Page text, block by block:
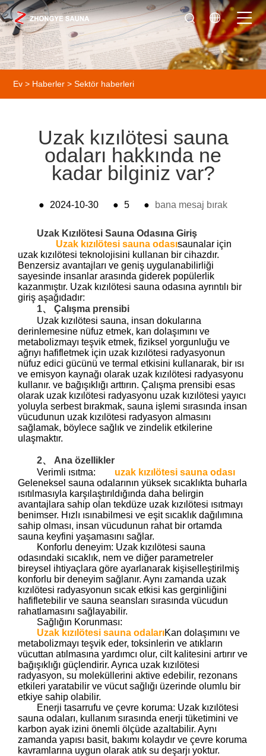
Ev > Haberler >Sektör haberleri
Uzak kızılötesi sauna
odaları hakkında ne
kadar bilginiz var?
● 2024-10-30 ● 5 ● bana mesaj bırak
Uzak Kızılötesi Sauna Odasına Giriş
Uzak kızılötesi sauna odasısaunalar için
uzak kızılötesi teknolojisini kullanan bir cihazdır.
Benzersiz avantajları ve geniş uygulanabilirliği
sayesinde insanlar arasında giderek popülerlik
kazanmıştır. Uzak kızılötesi sauna odasına ayrıntılı bir
giriş aşağıdadır:
1、 Çalışma prensibi
Uzak kızılötesi sauna, insan dokularına
derinlemesine nüfuz etmek, kan dolaşımını ve
metabolizmayı teşvik etmek, fiziksel yorgunluğu ve
ağrıyı hafifletmek için uzak kızılötesi radyasyonun
nüfuz edici gücünü ve termal etkisini kullanarak, bir ısı
ve emisyon kaynağı olarak uzak kızılötesi radyasyonu
kullanır. ve bağışıklığı arttırın. Çalışma prensibi esas
olarak uzak kızılötesi radyasyonu uzak kızılötesi yayıcı
yoluyla serbest bırakmak, sauna işlemi sırasında insan
vücudunun uzak kızılötesi radyasyon almasını
sağlamak, böylece sağlık ve zindelik etkilerine
ulaşmaktır.
2、 Ana özellikler
Verimli ısıtma:
uzak kızılötesi sauna odası
Geleneksel sauna odalarının yüksek sıcaklıkta buharla
ısıtılmasıyla karşılaştırıldığında daha belirgin
avantajlara sahip olan tekdüze uzak kızılötesi ısıtmayı
benimser. Hızlı ısınabilmesi ve eşit sıcaklık dağılımına
sahip olması, insan vücudunun rahat bir ortamda
sauna keyfini yaşamasını sağlar.
Konforlu deneyim: Uzak kızılötesi sauna
odasındaki sıcaklık, nem ve diğer parametreler
bireysel ihtiyaçlara göre ayarlanarak kişiselleştirilmiş
konforlu bir deneyim sağlanır. Aynı zamanda uzak
kızılötesi radyasyonun sıcak etkisi kas gerginliğini
hafifletebilir ve sauna seansları sırasında vücudun
rahatlamasını sağlayabilir.
Sağlığın Korunması:
Uzak kızılötesi sauna odalarıKan dolaşımını ve
metabolizmayı teşvik eder, toksinlerin ve atıkların
vücuttan atılmasına yardımcı olur, cilt kalitesini artırır ve
bağışıklığı güçlendirir. Ayrıca uzak kızılötesi
radyasyon, su moleküllerini aktive edebilir, rezonans
etkileri yaratabilir ve vücut sağlığı üzerinde olumlu bir
etkiye sahip olabilir.
Enerji tasarrufu ve çevre koruma: Uzak kızılötesi
sauna odaları, kullanım sırasında enerji tüketimini ve
karbon ayak izini önemli ölçüde azaltabilir. Aynı
zamanda yapısı basit, bakımı kolaydır ve çevre koruma
kavramlarına uygun olarak atık su deşarjı yoktur.